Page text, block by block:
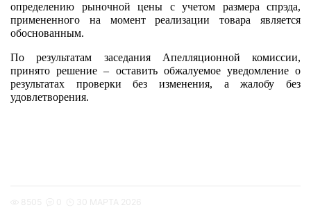
определению рыночной цены с учетом размера спрэда,
примененного на момент реализации товара является
обоснованным.
По результатам заседания Апелляционной комиссии,
принято решение – оставить обжалуемое уведомление о
результатах проверки без изменения, а жалобу без
удовлетворения.